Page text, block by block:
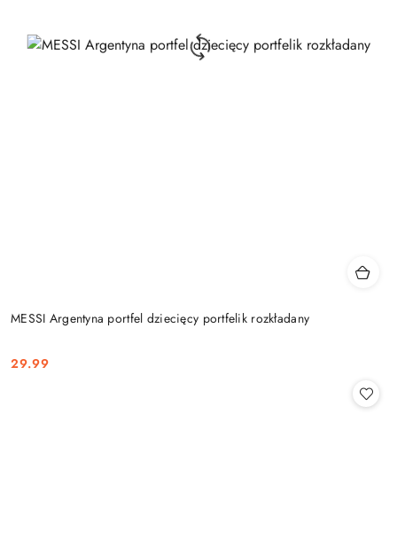
MESSI Argentyna portfel dziecięcy portfelik rozkładany
Cena:
29.99